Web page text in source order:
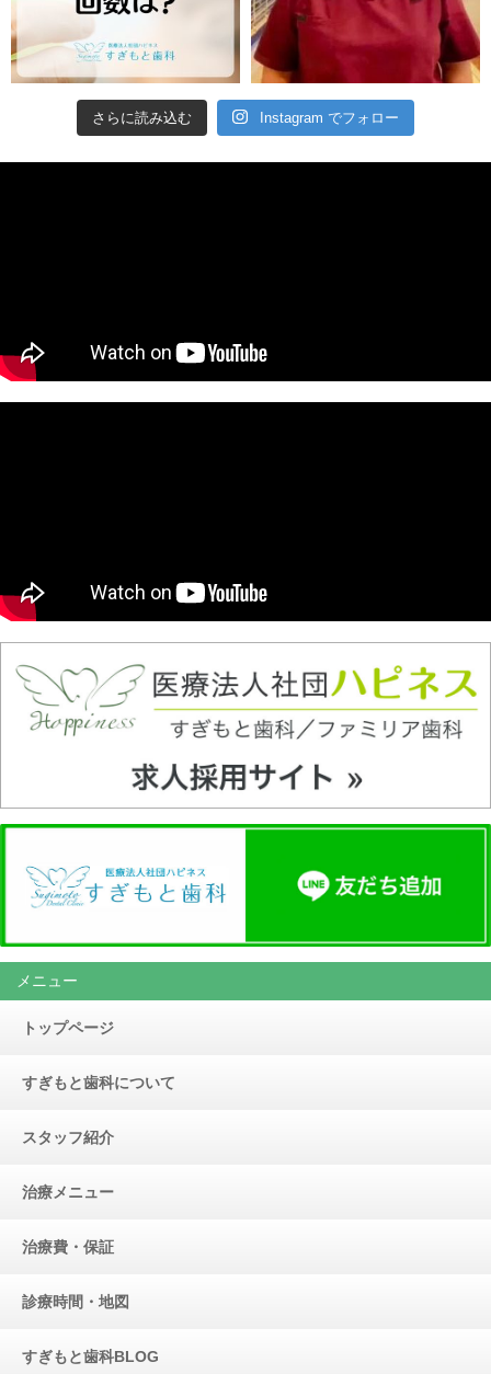
さらに読み込む Instagram でフォロー
メニュー
トップページ
すぎもと歯科について
スタッフ紹介
治療メニュー
治療費・保証
診療時間・地図
すぎもと歯科BLOG